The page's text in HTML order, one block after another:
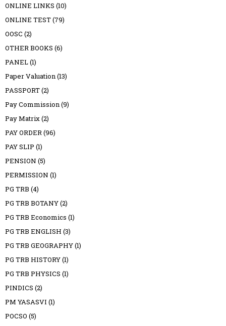
ONLINE LINKS (10)
ONLINE TEST(79)
OOSC (2)
OTHER BOOKS (6)
PANEL(1)
Paper Valuation (13)
PASSPORT(2)
Pay Commission (9)
Pay Matrix (2)
PAY ORDER (96)
PAY SLIP (1)
PENSION (5)
PERMISSION (1)
PG TRB (4)
PG TRB BOTANY(2)
PG TRB Economics (1)
PG TRB ENGLISH (3)
PG TRB GEOGRAPHY(1)
PG TRB HISTORY(1)
PG TRB PHYSICS (1)
PINDICS (2)
PM YASASVI (1)
POCSO (5)